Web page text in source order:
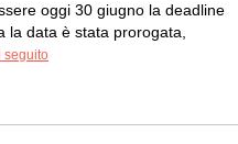
oggi 30 giugno la deadline
la data è stata prorogata,
seguito